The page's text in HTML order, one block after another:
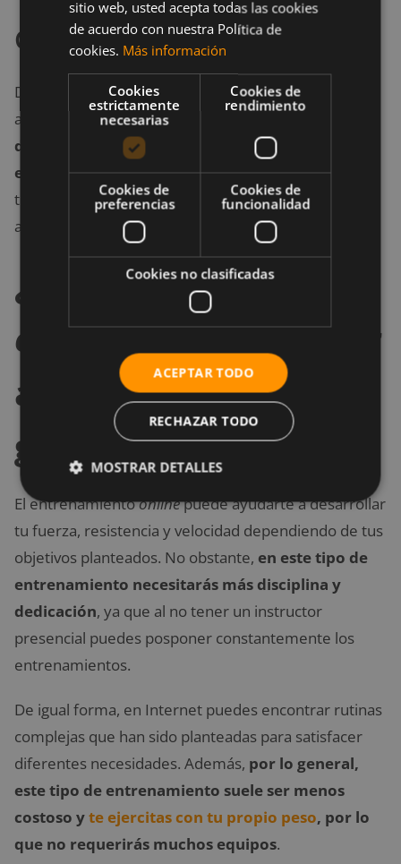
Comienza a entrenar
Después de seleccionar la plataforma que más se
adapte a tus necesidades
definas un cronograma de entrenamiento y
evites posponerlo. De esta forma, lograrás cumplir
tus objetivos en el menor tiempo posible y
aprovecharás al máximo tus recursos disponibles.
¿El entrenamiento
onlinepuede sustituir
al presencial en los
gimnasios?
El entrenamientoonlinepuede ayudarte a desarrollar
tu fuerza, resistencia y velocidad dependiendo de tus
objetivos planteados. No obstante, en este tipo de
entrenamiento necesitarás más disciplina y
dedicación, ya que al no tener un instructor
presencial puedes posponer constantemente los
entrenamientos.
De igual forma, en Internet puedes encontrar rutinas
complejas que han sido planteadas para satisfacer
diferentes necesidades. Además, por lo general,
este tipo de entrenamiento suele ser menos
costoso yte ejercitas con tu propio peso, por lo
que no requerirás muchos equipos.
sitio web, usted acepta todas las cookies
de acuerdo con nuestra Política de
cookies. Más información
Cookies
estrictamente
necesarias
Cookies de
rendimiento
Cookies de
preferencias
Cookies de
funcionalidad
Cookies no clasificadas
ACEPTAR TODO
RECHAZAR TODO
MOSTRAR DETALLES